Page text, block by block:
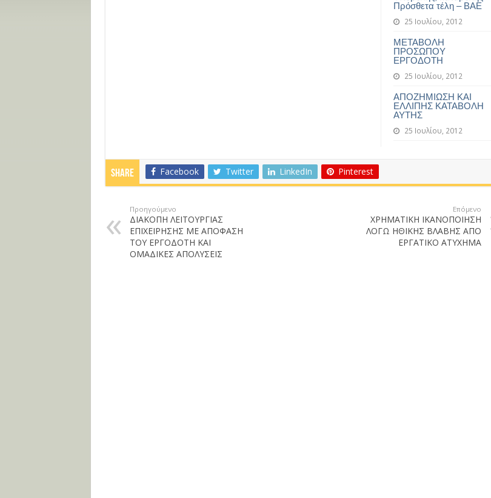
Πρόσθετα τέλη – ΒΑΕ
25 Ιουλίου, 2012
ΜΕΤΑΒΟΛΗ
ΠΡΟΣΩΠΟΥ
ΕΡΓΟΔΟΤΗ
25 Ιουλίου, 2012
ΑΠΟΖΗΜΙΩΣΗ ΚΑΙ
ΕΛΛΙΠΗΣ ΚΑΤΑΒΟΛΗ
ΑΥΤΗΣ
25 Ιουλίου, 2012
Share Facebook Twitter LinkedIn Pinterest
Προηγούμενο
ΔΙΑΚΟΠΗ ΛΕΙΤΟΥΡΓΙΑΣ
ΕΠΙΧΕΙΡΗΣΗΣ ΜΕ ΑΠΟΦΑΣΗ
ΤΟΥ ΕΡΓΟΔΟΤΗ ΚΑΙ
ΟΜΑΔΙΚΕΣ ΑΠΟΛΥΣΕΙΣ
Επόμενο
ΧΡΗΜΑΤΙΚΗ ΙΚΑΝΟΠΟΙΗΣΗ
ΛΟΓΩ ΗΘΙΚΗΣ ΒΛΑΒΗΣ ΑΠΟ
ΕΡΓΑΤΙΚΟ ΑΤΥΧΗΜΑ